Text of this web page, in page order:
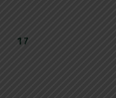
17